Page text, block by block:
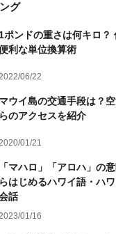
グ
1ポンドの重さは何キロ？
利な単位換算術
06/22
マウイ島の交通手段は？
らのアクセスを紹介
01/21
「マハロ」「アロハ」の
らはじめるハワイ語・ハ
話
01/16